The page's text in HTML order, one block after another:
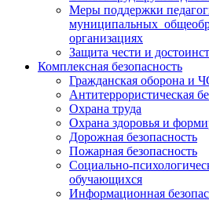
Меры поддержки
муниципальных
организациях
Защита чести и
Комплексная безопасность
Гражданская оборона и
Антитеррористическая
Охрана труда
Охрана здоровья и
Дорожная безопасность
Пожарная безопасность
Социально-
обучающихся
Информационная